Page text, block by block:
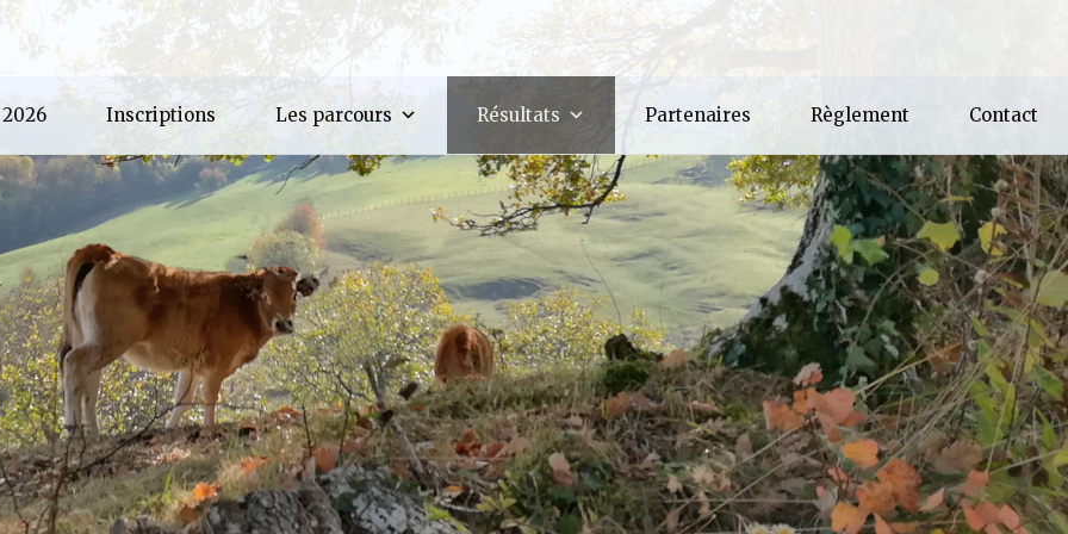
un argument qui est obsolète
depuis la version 6.9.0 ! Les commentaires conditionnels IE sont ignorés par tous
wp-includes/functions.phpon line
Inscriptions Les parcours Résultats Partenaires Règlement Contact